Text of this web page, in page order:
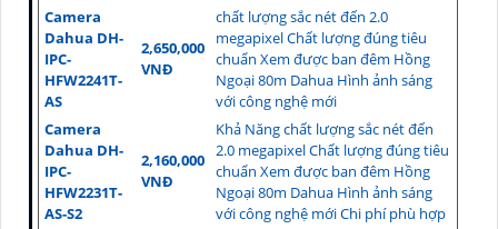
Camera
Dahua DH-
IPC-
HFW2241T-
AS
2,650,000
VNĐ
chất lượng sắc nét đến 2.0
megapixel Chất lượng đúng tiêu
chuẩn Xem được ban đêm Hồng
Ngoại 80m Dahua Hình ảnh sáng
với công nghệ mới
Camera
Dahua DH-
IPC-
HFW2231T-
AS-S2
2,160,000
VNĐ
Khả Năng chất lượng sắc nét đến
2.0 megapixel Chất lượng đúng tiêu
chuẩn Xem được ban đêm Hồng
Ngoại 80m Dahua Hình ảnh sáng
với công nghệ mới Chi phí phù hợp